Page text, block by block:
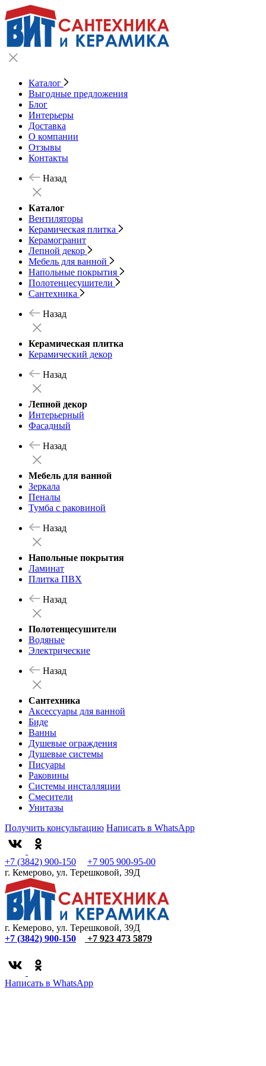
Каталог
Выгодные предложения
Блог
Интерьеры
Доставка
О компании
Отзывы
Контакты
Назад
Каталог
Вентиляторы
Керамическая плитка
Керамогранит
Лепной декор
Мебель для ванной
Напольные покрытия
Полотенцесушители
Сантехника
Назад
Керамическая плитка
Керамический декор
Назад
Лепной декор
Интерьерный
Фасадный
Назад
Мебель для ванной
Зеркала
Пеналы
Тумба с раковиной
Назад
Напольные покрытия
Ламинат
Плитка ПВХ
Назад
Полотенцесушители
Водяные
Электрические
Назад
Сантехника
Аксессуары для ванной
Биде
Ванны
Душевые ограждения
Душевые системы
Писуары
Раковины
Системы инсталляции
Смесители
Унитазы
Получить консультацию Написать в WhatsApp
+7 (3842) 900-150
+7 905 900-95-00
г. Кемерово, ул. Терешковой, 39Д
г. Кемерово, ул. Терешковой, 39Д
+7 (3842) 900-150
+7 923 473 5879
Написать в WhatsApp